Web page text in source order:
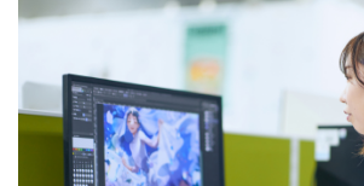
③ 品質管理：ブラッシュアップと完成度の
④ 納品・修正対応：フィードバック対応と改
※基本的には社内チームや外部クリエイター
イクオリティなビジュアルを制作します。案
から完成まで一貫して担当していただくこと